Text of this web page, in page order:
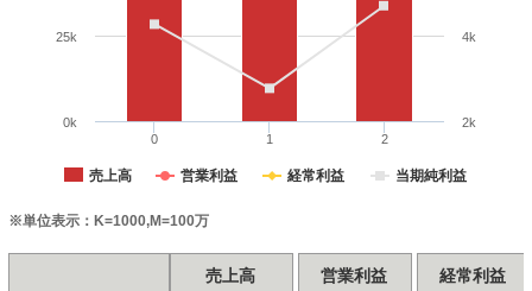
売上高 営業利益 経常利益 当期純利益
0 1 2
0k
25k
2k
4k
※単位表示：K=1000,M=100万
売上高 営業利益 経常利益